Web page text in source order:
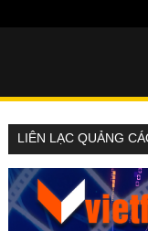
LIÊN LẠC QUẢNG